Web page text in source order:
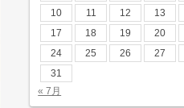
10
11 12 13
17
18 19 20
24
25 26 27
31
« 7月